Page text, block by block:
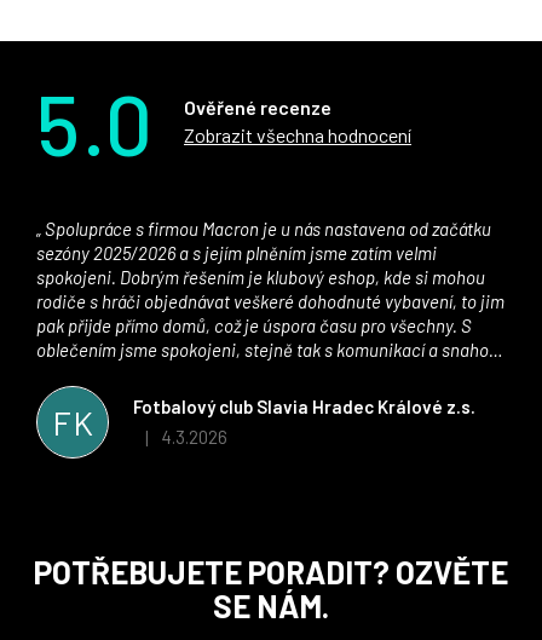
5.0
Ověřené recenze
Zobrazit všechna hodnocení
FK
Fotbalový club Slavia Hradec Králové z.s.
Hodnocení obchodu je 5 z 5 hvězdiček.
| 4.3.2026
sezóny 2025/2026 a s jejím plněním jsme zatím velmi
spokojeni. Dobrým řešením je klubový eshop, kde si mohou
rodiče s hráči objednávat veškeré dohodnuté vybavení, to jim
pak přijde přímo domů, což je úspora času pro všechny. S
oblečením jsme spokojeni, stejně tak s komunikací a snahou
stran. Věříme, že v tomto duchu bude spolupráce pokračovat
i nadále, nyní už začínáme řešit i první sady dresů ;)
POTŘEBUJETE PORADIT? OZVĚTE
SE NÁM.